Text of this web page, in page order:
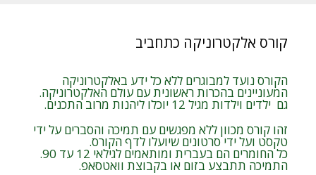
קורס אלקטרוניקה כתחביב
הקורס נועד למבוגרים ללא כל ידע באלקטרוניקה
המעוניינים בהכרות ראשונית עם עולם האלקטרוניקה.
גם ילדים וילדות מגיל 12 יוכלו ליהנות מרוב התכנים.
זהו קורס מכוון ללא מפגשים עם תמיכה והסברים על ידי
טקסט ועל ידי סרטונים שיועלו לדף הקורס.
כל החומרים הם בעברית ומותאמים לגילאי 12 עד 90.
התמיכה תתבצע בזום או בקבוצת וואטסאפ.